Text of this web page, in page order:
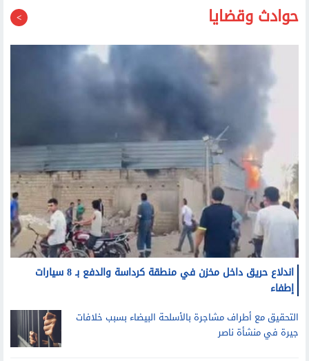
حوادث وقضايا
اندلاع حريق داخل مخزن في منطقة كرداسة والدفع بـ 8 سيارات
إطفاء
التحقيق مع أطراف مشاجرة بالأسلحة البيضاء بسبب خلافات
جيرة في منشأة ناصر